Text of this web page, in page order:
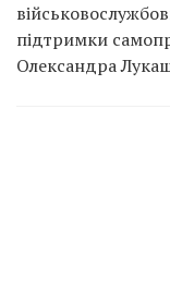
підтримки
Олександра